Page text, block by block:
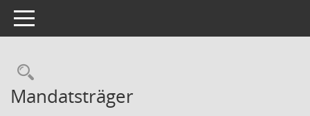
Toggle navigation
Rechercheauswahl
Mandatsträger